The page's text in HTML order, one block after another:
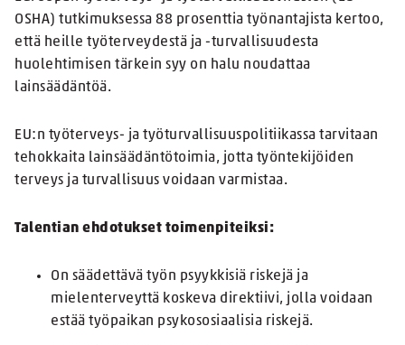
OSHA) tutkimuksessa 88 prosenttia työnantajista kertoo,
että heille työterveydestä ja -turvallisuudesta
huolehtimisen tärkein syy on halu noudattaa
lainsäädäntöä.
EU:n työterveys- ja työturvallisuuspolitiikassa tarvitaan
tehokkaita lainsäädäntötoimia, jotta työntekijöiden
terveys ja turvallisuus voidaan varmistaa.
Talentian ehdotukset toimenpiteiksi:
On säädettävä työn psyykkisiä riskejä ja
mielenterveyttä koskeva direktiivi, jolla voidaan
estää työpaikan psykososiaalisia riskejä.